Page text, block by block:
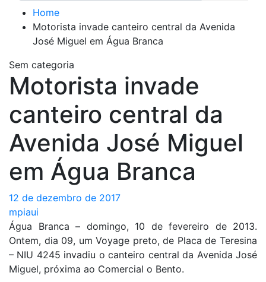
Home
Motorista invade canteiro central da Avenida
José Miguel em Água Branca
Sem categoria
Motorista invade
canteiro central da
Avenida José Miguel
em Água Branca
12 de dezembro de 2017
mpiaui
Água Branca – domingo, 10 de fevereiro de 2013.
Ontem, dia 09, um Voyage preto, de Placa de Teresina
– NIU 4245 invadiu o canteiro central da Avenida José
Miguel, próxima ao Comercial o Bento.